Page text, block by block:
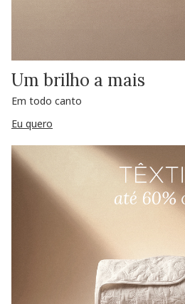
Um brilho a mais
Em todo canto
Eu quero